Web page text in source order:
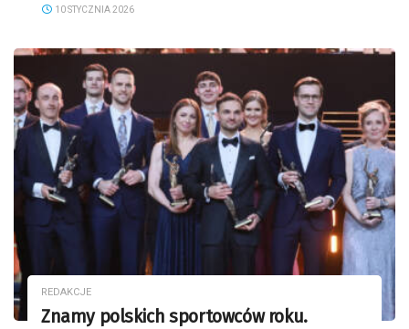
10 STYCZNIA 2026
REDAKCJE
Znamy polskich sportowców roku.